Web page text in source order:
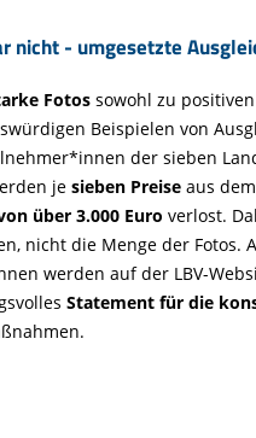
nicht - umgesetzte
Fotos sowohl zu
Beispielen von
der sieben
je sieben Preise aus
über 3.000 Euro verlost.
nicht die Menge der Fotos.
werden auf der LBV-
Statement für die